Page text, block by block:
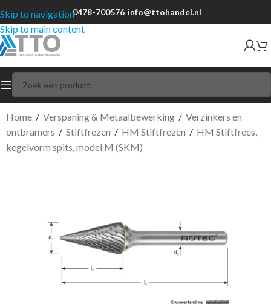
Skip to navigation
Skip to main content
0478-700576 info@ttohandel.nl
Home / Verspaning & Metaalbewerking / Verzinkers en
ontbramers / Stiftfrezen / HM Stiftfrezen / HM Stiftfrees,
kegelvorm spits, model M (SKM)